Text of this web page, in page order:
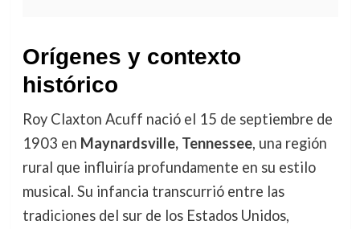
Orígenes y contexto
histórico
Roy Claxton Acuff nació el 15 de septiembre de
1903 en Maynardsville, Tennessee, una región
rural que influiría profundamente en su estilo
musical. Su infancia transcurrió entre las
tradiciones del sur de los Estados Unidos,